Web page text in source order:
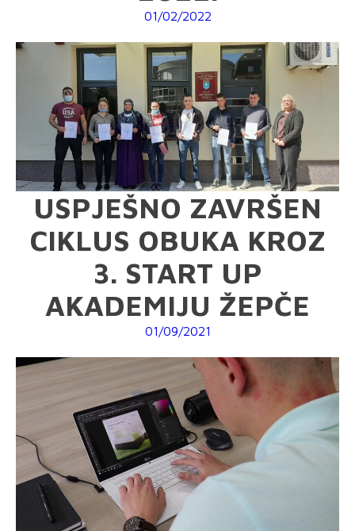
01/02/2022
USPJEŠNO ZAVRŠEN
CIKLUS OBUKA KROZ
3. START UP
AKADEMIJU ŽEPČE
01/09/2021